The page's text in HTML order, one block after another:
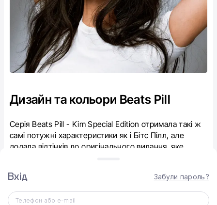
Дизайн та кольори Beats Pill
Серія Beats Pill - Kim Special Edition отримала такі ж
самі потужні характеристики як і Бітс Пілл, але
додала відтінків до оригінального видання, яке
кольорі пропонуються зі спеціальним сірим кабелем
Вхід Забули пароль?
Телефон або e-mail